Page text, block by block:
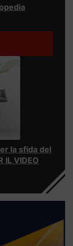
la sfida del
IL VIDEO